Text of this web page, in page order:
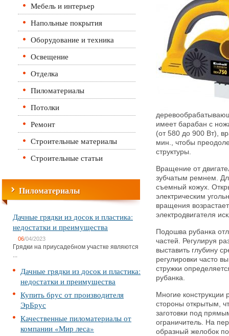
Мебель и интерьер
Напольные покрытия
Оборудование и техника
Освещение
Отделка
Пиломатериалы
Потолки
Ремонт
Строительные материалы
Строительные статьи
Пиломатериалы
Дачные грядки из досок и пластика:
недостатки и преимущества
06/04/2023
Грядки на приусадебном участке являются
...
Дачные грядки из досок и пластика:
недостатки и преимущества
Купить брус от производителя
ЭрБрус
Качественные пиломатериалы от
компании «Мир леса»
имеет барабан с
(от 580 до 900 Вт),
мин., чтобы
структуры.
Вращение от
зубчатым ремнем.
съемный кожух.
электрическим
вращения
электродвигателя
Подошва рубанка
частей. Регулируя
выставить глубину
регулировки часто
стружки
рубанка.
Многие конструкции
стороны открытым,
заготовки под
ограничитель. На
образный желобок